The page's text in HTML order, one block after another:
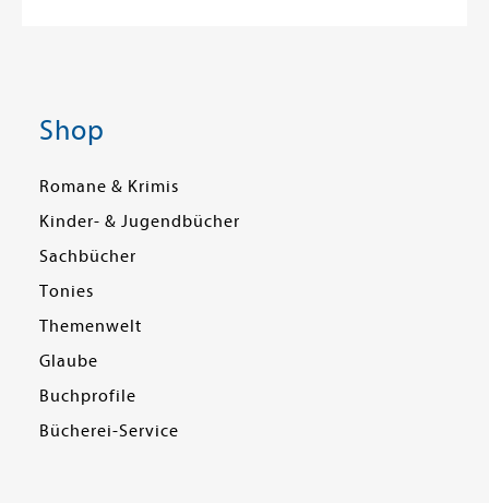
Shop
Romane & Krimis
Kinder- & Jugendbücher
Sachbücher
Tonies
Themenwelt
Glaube
Buchprofile
Bücherei-Service